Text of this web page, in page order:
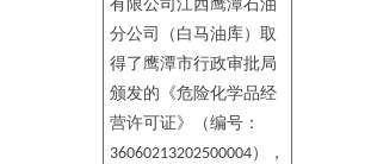
有限公司江西鹰潭石油
分公司（ 白马油库）取
得了鹰潭市行政审批局
颁发的《危险化学品经
营许可证》（编号：
36060213202500004），